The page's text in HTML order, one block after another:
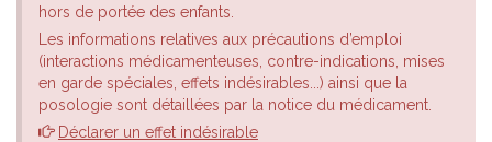
hors de portée des enfants.
Les informations relatives aux précautions d’emploi
(interactions médicamenteuses, contre-indications, mises
en garde spéciales, effets indésirables...) ainsi que la
posologie sont détaillées par la notice du médicament.
Déclarer un effet indésirable